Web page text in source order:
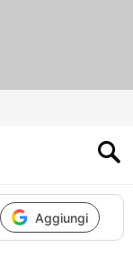
Aggiungi